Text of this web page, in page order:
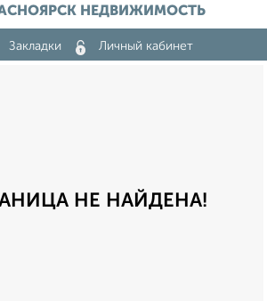
НЕДВИЖИМОСТЬ
Закладки Личный кабинет
НЕ НАЙДЕНА!